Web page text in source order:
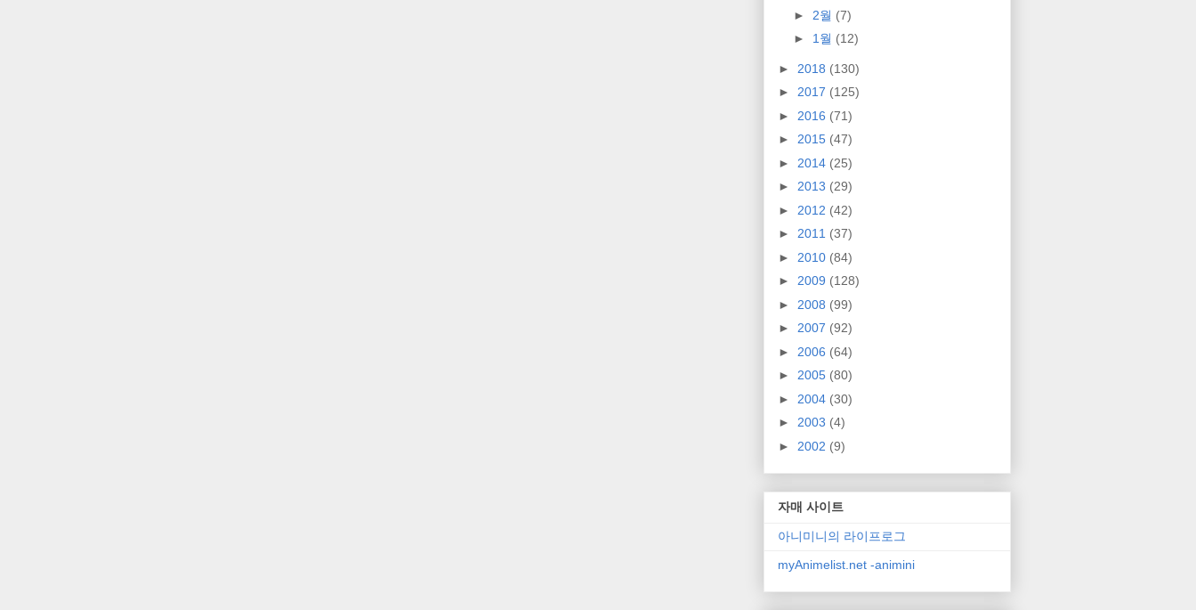
► 2월 (7)
► 1월 (12)
► 2018 (130)
► 2017 (125)
► 2016 (71)
► 2015 (47)
► 2014 (25)
► 2013 (29)
► 2012 (42)
► 2011 (37)
► 2010 (84)
► 2009 (128)
► 2008 (99)
► 2007 (92)
► 2006 (64)
► 2005 (80)
► 2004 (30)
► 2003 (4)
► 2002 (9)
자매 사이트
아니미니의 라이프로그
myAnimelist.net -animini